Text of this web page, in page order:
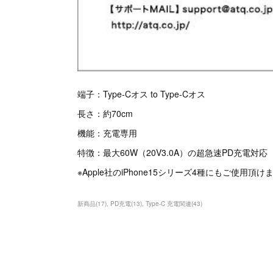
端子：Type-Cオス to Type-Cオス
長さ：約70cm
機能：充電専用
特徴：最大60W（20V3.0A）の超急速PD充電対応
※Apple社のiPhone15シリーズ4種にもご使用頂け
新商品(17) PD充電(13) Type-C 充電関連(43)